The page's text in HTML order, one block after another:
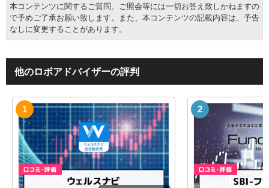
本コンテンツに関するご質問、ご照会等には一切お答え致しかねますの
で予めご了承お願い致します。また、本コンテンツの記載内容は、予告
なしに変更することがあります。
他のロボアドバイザーの評判